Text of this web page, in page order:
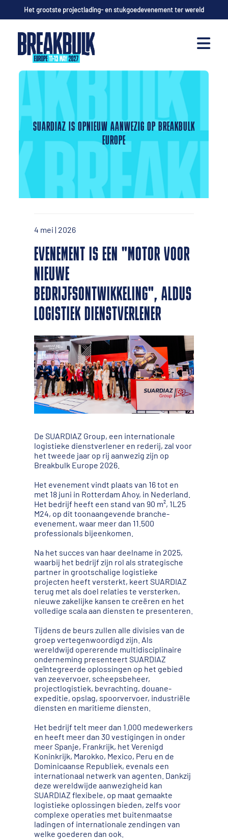
Het grootste projectlading- en stukgoedevenement ter wereld
SUARDIAZ IS OPNIEUW AANWEZIG OP BREAKBULK
EUROPE
4 mei | 2026
EVENEMENT IS EEN "MOTOR VOOR
NIEUWE
BEDRIJFSONTWIKKELING", ALDUS
LOGISTIEK DIENSTVERLENER
De SUARDIAZ Group, een internationale
logistieke dienstverlener en rederij, zal voor
het tweede jaar op rij aanwezig zijn op
Breakbulk Europe 2026.
Het evenement vindt plaats van 16 tot en
met 18 juni in Rotterdam Ahoy, in Nederland.
Het bedrijf heeft een stand van 90 m², 1L25
M24, op dit toonaangevende branche-
evenement, waar meer dan 11.500
professionals bijeenkomen.
Na het succes van haar deelname in 2025,
waarbij het bedrijf zijn rol als strategische
partner in grootschalige logistieke
projecten heeft versterkt, keert SUARDIAZ
terug met als doel relaties te versterken,
nieuwe zakelijke kansen te creëren en het
volledige scala aan diensten te presenteren.
Tijdens de beurs zullen alle divisies van de
groep vertegenwoordigd zijn. Als
wereldwijd opererende multidisciplinaire
onderneming presenteert SUARDIAZ
geïntegreerde oplossingen op het gebied
van zeevervoer, scheepsbeheer,
projectlogistiek, bevrachting, douane-
expeditie, opslag, spoorvervoer, industriële
diensten en maritieme diensten.
Het bedrijf telt meer dan 1.000 medewerkers
en heeft meer dan 30 vestigingen in onder
meer Spanje, Frankrijk, het Verenigd
Koninkrijk, Marokko, Mexico, Peru en de
Dominicaanse Republiek, evenals een
internationaal netwerk van agenten. Dankzij
deze wereldwijde aanwezigheid kan
SUARDIAZ flexibele, op maat gemaakte
logistieke oplossingen bieden, zelfs voor
complexe operaties met buitenmaatse
ladingen of internationale zendingen van
welke goederen dan ook.